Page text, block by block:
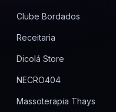
Clube Bordados
Receitaria
Dicolá Store
NECRO404
Massoterapia Thays